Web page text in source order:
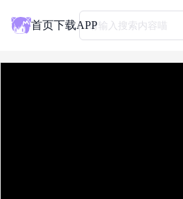
首页下载APP请输入搜索内容喵